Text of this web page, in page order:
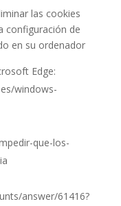
las cookies
configuración de
en su ordenador
Edge:
windows-
que-los-
answer/61416?